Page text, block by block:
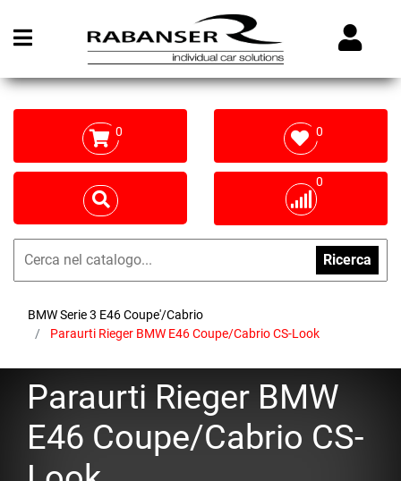
Open menu
0 0
0
Ricerca
BMW Serie 3 E46 Coupe'/Cabrio
Paraurti Rieger BMW E46 Coupe/Cabrio CS-Look
Paraurti Rieger BMW
E46 Coupe/Cabrio CS-